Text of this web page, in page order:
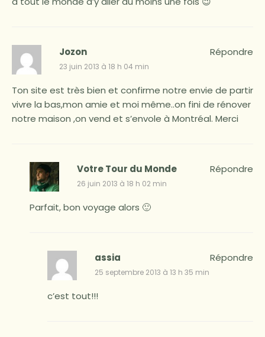
Jozon
23 juin 2013 à 18 h 04 min
Ton site est très bien et confirme notre envie de partir
vivre la bas,mon amie et moi même..on fini de rénover
notre maison ,on vend et s’envole à Montréal. Merci
Répondre
Votre Tour du Monde
26 juin 2013 à 18 h 02 min
Parfait, bon voyage alors 🙂
Répondre
assia
25 septembre 2013 à 13 h 35 min
c’est tout!!!
Répondre